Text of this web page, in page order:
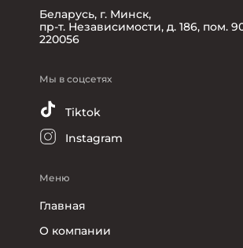
Беларусь, г. Минск,
пр-т. Независимости, д. 186, пом.
220056
Мы в соцсетях
Tiktok
Instagram
Меню
Главная
О компании